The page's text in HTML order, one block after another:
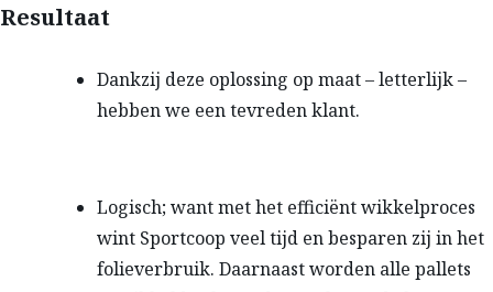
Resultaat
Dankzij deze oplossing op maat – letterlijk –
hebben we een tevreden klant.
Logisch; want met het efficiënt wikkelproces
wint Sportcoop veel tijd en besparen zij in het
folieverbruik. Daarnaast worden alle pallets